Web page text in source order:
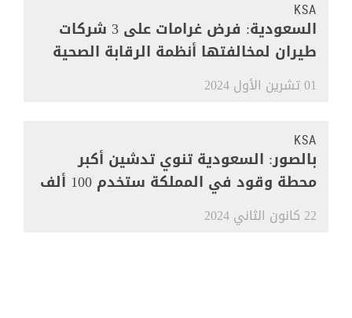
KSA
السعودية: فرض غرامات على 3 شركات
طيران لمخالفتها أنظمة الرقابة الصحية
01 تشرين الأول 2024
KSA
بالصور: السعودية تنوي تدشين أكبر
محطة وقود في المملكة ستخدم 100 ألف
مركبة
22 كانون الثاني 2024